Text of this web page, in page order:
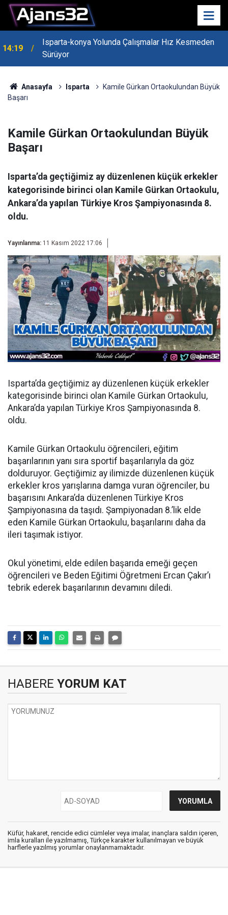
14:19
Isparta-konya Yolunda Çalışmalar Hız Kesmeden
Sürüyor
Anasayfa Isparta
Kamile Gürkan Ortaokulundan Büyük
Başarı
Kamile Gürkan Ortaokulundan Büyük
Başarı
Isparta’da geçtiğimiz ay düzenlenen küçük erkekler
kategorisinde birinci olan Kamile Gürkan Ortaokulu,
Ankara’da yapılan Türkiye Kros Şampiyonasında 8.
oldu.
Yayınlanma: 11 Kasım 2022 17:06
Isparta’da geçtiğimiz ay düzenlenen küçük erkekler
kategorisinde birinci olan Kamile Gürkan Ortaokulu,
Ankara’da yapılan Türkiye Kros Şampiyonasında 8.
oldu.
Kamile Gürkan Ortaokulu öğrencileri, eğitim
başarılarının yanı sıra sportif başarılarıyla da göz
dolduruyor. Geçtiğimiz ay ilimizde düzenlenen küçük
erkekler kros yarışlarına damga vuran öğrenciler, bu
başarısını Ankara’da düzenlenen Türkiye Kros
Şampiyonasına da taşıdı. Şampiyonadan 8.’lik elde
eden Kamile Gürkan Ortaokulu, başarılarını daha da
ileri taşımak istiyor.
Okul yönetimi, elde edilen başarıda emeği geçen
öğrencileri ve Beden Eğitimi Öğretmeni Ercan Çakır’ı
tebrik ederek başarılarının devamını diledi.
HABERE YORUM KAT
Küfür, hakaret, rencide edici cümleler veya imalar, inançlara saldırı içeren,
imla kuralları ile yazılmamış, Türkçe karakter kullanılmayan ve büyük
harflerle yazılmış yorumlar onaylanmamaktadır.